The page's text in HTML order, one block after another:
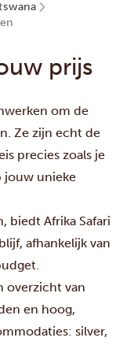
prijs
om de
Ze zijn echt de
precies zoals je
jouw unieke
biedt Afrika Safari
afhankelijk van
overzicht van
en hoog,
silver,